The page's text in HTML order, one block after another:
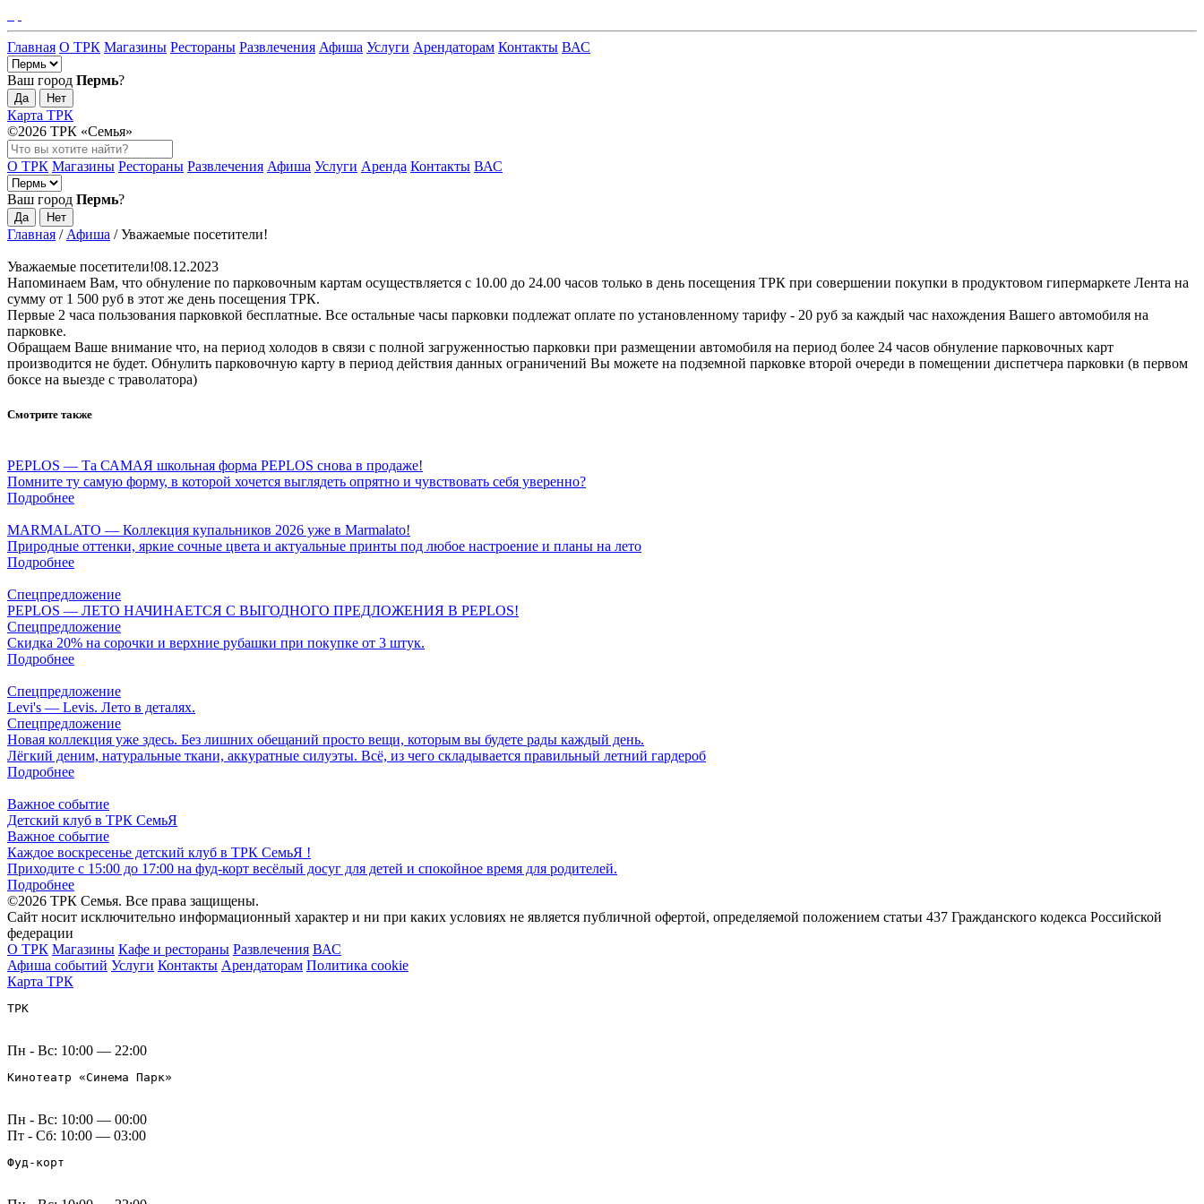
Главная О ТРК Магазины Рестораны Развлечения Афиша Услуги Арендаторам Контакты ВАС
Ваш город Пермь?
Да Нет
Карта ТРК
©2026 ТРК «Семья»
О ТРК Магазины Рестораны Развлечения Афиша Услуги Аренда Контакты ВАС
Ваш город Пермь?
Да Нет
Главная / Афиша /Уважаемые посетители!
Уважаемые посетители!08.12.2023
Напоминаем Вам, что обнуление по парковочным картам осуществляется с 10.00 до 24.00 часов только в день посещения ТРК при совершении покупки в продуктовом гипермаркете Лента на
сумму от 1 500 руб в этот же день посещения ТРК.
Первые 2 часа пользования парковкой бесплатные. Все остальные часы парковки подлежат оплате по установленному тарифу - 20 руб за каждый час нахождения Вашего автомобиля на
парковке.
Обращаем Ваше внимание что, на период холодов в связи с полной загруженностью парковки при размещении автомобиля на период более 24 часов обнуление парковочных карт
производится не будет. Обнулить парковочную карту в период действия данных ограничений Вы можете на подземной парковке второй очереди в помещении диспетчера парковки (в первом
боксе на выезде с траволатора)
Смотрите также
PEPLOS — Та САМАЯ школьная форма PEPLOS снова в продаже!
Помните ту самую форму, в которой хочется выглядеть опрятно и чувствовать себя уверенно?
Подробнее
MARMALATO — Коллекция купальников 2026 уже в Marmalato!
Природные оттенки, яркие сочные цвета и актуальные принты под любое настроение и планы на лето
Подробнее
Спецпредложение
PEPLOS — ЛЕТО НАЧИНАЕТСЯ С ВЫГОДНОГО ПРЕДЛОЖЕНИЯ В PEPLOS!
Спецпредложение
Скидка 20% на сорочки и верхние рубашки при покупке от 3 штук.
Подробнее
Спецпредложение
Levi's — Levis. Лето в деталях.
Спецпредложение
Новая коллекция уже здесь. Без лишних обещаний просто вещи, которым вы будете рады каждый день.
Лёгкий деним, натуральные ткани, аккуратные силуэты. Всё, из чего складывается правильный летний гардероб
Подробнее
Важное событие
Детский клуб в ТРК СемьЯ
Важное событие
Каждое воскресенье детский клуб в ТРК СемьЯ !
Приходите с 15:00 до 17:00 на фуд-корт весёлый досуг для детей и спокойное время для родителей.
Подробнее
©2026 ТРК Семья. Все права защищены.
Сайт носит исключительно информационный характер и ни при каких условиях не является публичной офертой, определяемой положением статьи 437 Гражданского кодекса Российской
федерации
О ТРК Магазины Кафе и рестораны Развлечения ВАС
Афиша событий Услуги Контакты Арендаторам Политика cookie
Карта ТРК
ТРК
Пн - Вс: 10:00 — 22:00
Кинотеатр «Синема Парк»
Пн - Вс: 10:00 — 00:00
Пт - Сб: 10:00 — 03:00
Фуд-корт